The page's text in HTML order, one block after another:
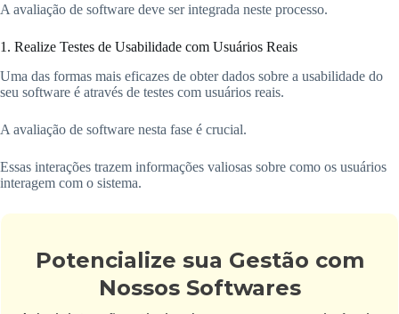
A avaliação de software deve ser integrada neste processo.
1. Realize Testes de Usabilidade com Usuários Reais
Uma das formas mais eficazes de obter dados sobre a usabilidade do
seu software é através de testes com usuários reais.
A avaliação de software nesta fase é crucial.
Essas interações trazem informações valiosas sobre como os usuários
interagem com o sistema.
Potencialize sua Gestão com
Nossos Softwares